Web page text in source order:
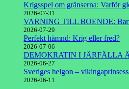
Krigsspel om gränserna: Varför
2026-07-31
VARNING TILL BOENDE:
2026-07-29
Perfekt hämnd: Krig eller fred?
2026-07-06
DEMOKRATIN I JÄRFÄLLA
2026-06-27
Sveriges helgon –
2026-06-11